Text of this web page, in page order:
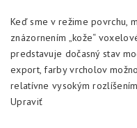
Keď sme v režime povrchu,
znázornením „kože“
predstavuje dočasný stav
export, farby vrcholov
relatívne vysokým
Upraviť